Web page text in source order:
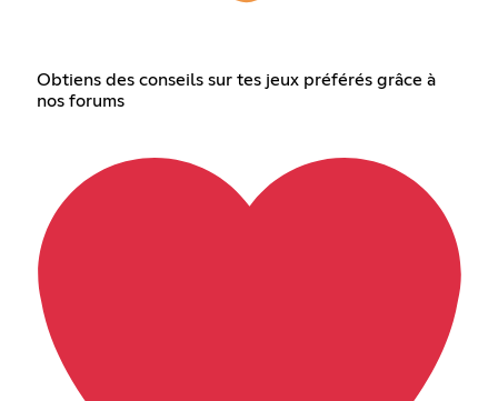
Obtiens des conseils sur tes jeux préférés grâce à
nos forums